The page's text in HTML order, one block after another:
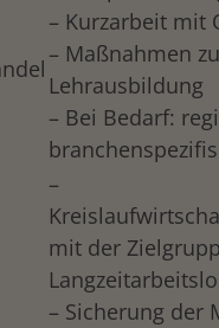
– Kurzarbeit mit
– Maßnahmen
Lehrausbildung
– Bei Bedarf:
–
mit der
– Sicherung der